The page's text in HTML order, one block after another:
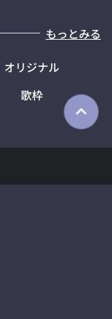
もっとみる
オリジナル
歌枠